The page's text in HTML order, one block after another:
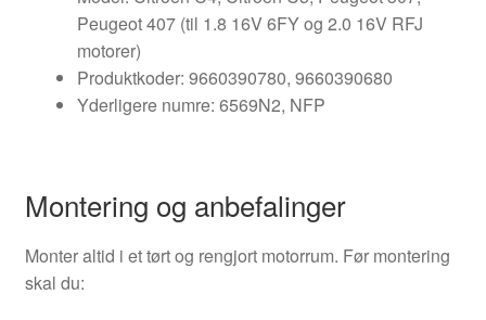
Peugeot 407 (til 1.8 16V 6FY og 2.0 16V RFJ
motorer)
Produktkoder: 9660390780, 9660390680
Yderligere numre: 6569N2, NFP
Montering og anbefalinger
Monter altid i et tørt og rengjort motorrum. Før montering
skal du: